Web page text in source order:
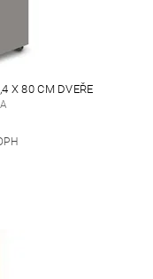
X 80 CM DVEŘE